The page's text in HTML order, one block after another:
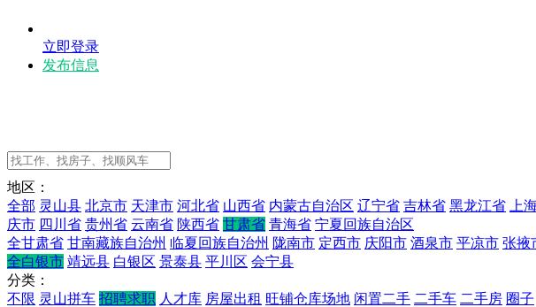
立即登录
发布信息
地区：
全部 灵山县 北京市 天津市 河北省 山西省 内蒙古自治区 辽宁省 吉林省 黑龙江省 上
庆市 四川省 贵州省 云南省 陕西省 甘肃省 青海省 宁夏回族自治区
全甘肃省 甘南藏族自治州 临夏回族自治州 陇南市 定西市 庆阳市 酒泉市 平凉市 张掖
全白银市 靖远县 白银区 景泰县 平川区 会宁县
分类：
不限 灵山拼车 招聘求职 人才库 房屋出租 旺铺仓库场地 闲置二手 二手车 二手房 圈子